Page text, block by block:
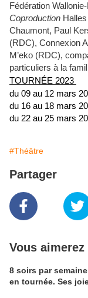
Fédération
Coproduction
Chaumont, Paul
(RDC), Connexion
M’eko (RDC),
particuliers à la
TOURNÉE 2023
du 09 au 12 mars
du 16 au 18 mars
du 22 au 25 mars
#Théâtre
Partager
Vous aimerez
8 soirs par
en tournée. Ses